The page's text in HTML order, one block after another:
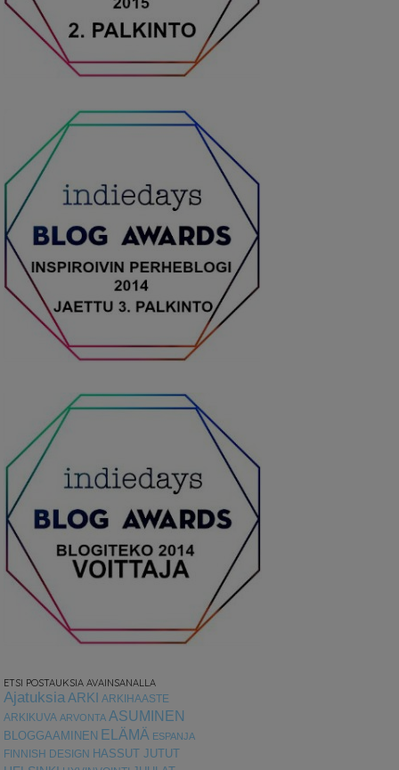
ETSI POSTAUKSIA AVAINSANALLA
AjatuksiaARKI ARKIHAASTE
ARKIKUVA ARVONTA ASUMINEN
BLOGGAAMINEN ELÄMÄ ESPANJA
FINNISH DESIGN HASSUT JUTUT